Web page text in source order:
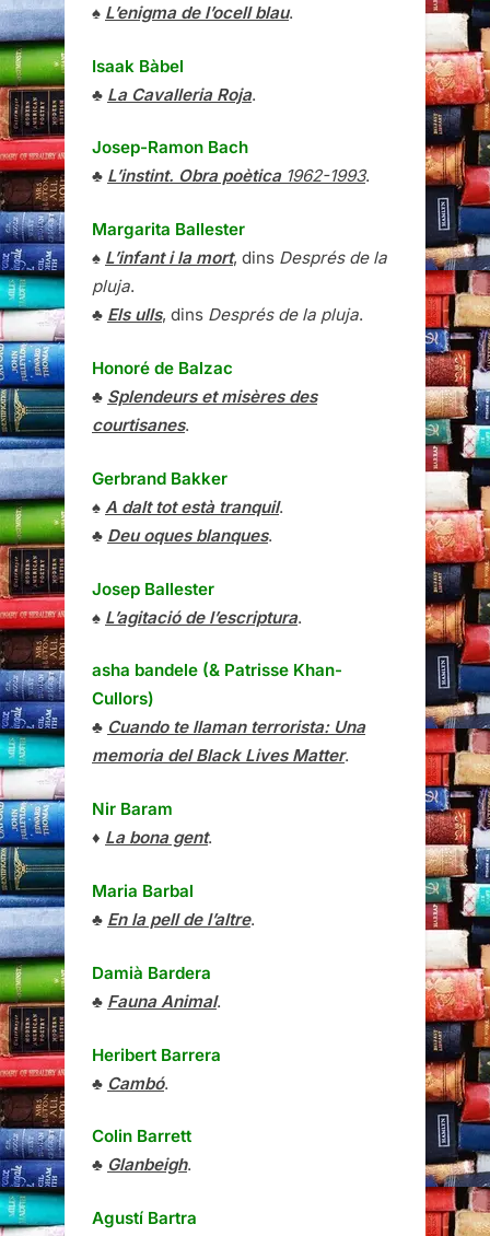
♠ L’enigma de l’ocell blau.
Isaak Bàbel
♣ La Cavalleria Roja.
Josep-Ramon Bach
♣ L’instint. Obra poètica1962-1993.
Margarita Ballester
♠ L’infant i la mort, dins Després de la
pluja.
♣ Els ulls, dins Després de la pluja.
Honoré de Balzac
♣ Splendeurs et misères des
courtisanes.
Gerbrand Bakker
♠ A dalt tot està tranquil.
♣ Deu oques blanques.
Josep Ballester
♠ L’agitació de l’escriptura.
asha bandele (& Patrisse Khan-
Cullors)
♣ Cuando te llaman terrorista: Una
memoria del Black Lives Matter.
Nir Baram
♦ La bona gent.
Maria Barbal
♣ En la pell de l’altre.
Damià Bardera
♣ Fauna Animal.
Heribert Barrera
♣ Cambó.
Colin Barrett
♣ Glanbeigh.
Agustí Bartra